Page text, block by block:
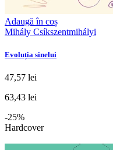
Adaugă în coș
Mihály Csíkszentmihályi
Evoluția sinelui
47,57 lei
63,43 lei
-25%
Hardcover